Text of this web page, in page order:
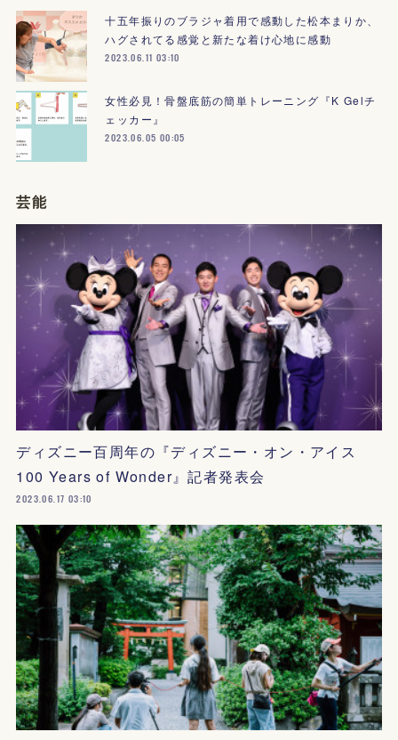
十五年振りのブラジャ着用で感動した松本まりか、
ハグされてる感覚と新たな着け心地に感動
2023.06.11 03:10
女性必見！骨盤底筋の簡単トレーニング『K Gelチ
ェッカー』
2023.06.05 00:05
芸能
ディズニー百周年の『ディズニー・オン・アイス
100 Years of Wonder』記者発表会
2023.06.17 03:10